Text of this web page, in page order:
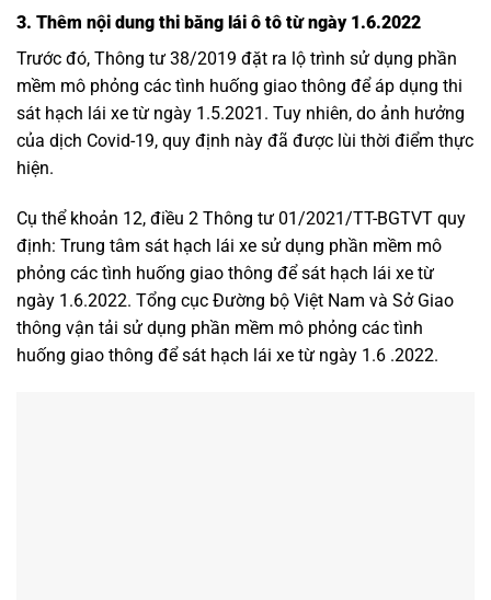
3. Thêm nội dung thi bằng lái ô tô từ ngày 1.6.2022
Trước đó, Thông tư 38/2019 đặt ra lộ trình sử dụng phần
mềm mô phỏng các tình huống giao thông để áp dụng thi
sát hạch lái xe từ ngày 1.5.2021. Tuy nhiên, do ảnh hưởng
của dịch Covid-19, quy định này đã được lùi thời điểm thực
hiện.
Cụ thể khoản 12, điều 2 Thông tư 01/2021/TT-BGTVT quy
định: Trung tâm sát hạch lái xe sử dụng phần mềm mô
phỏng các tình huống giao thông để sát hạch lái xe từ
ngày 1.6.2022. Tổng cục Đường bộ Việt Nam và Sở Giao
thông vận tải sử dụng phần mềm mô phỏng các tình
huống giao thông để sát hạch lái xe từ ngày 1.6 .2022.